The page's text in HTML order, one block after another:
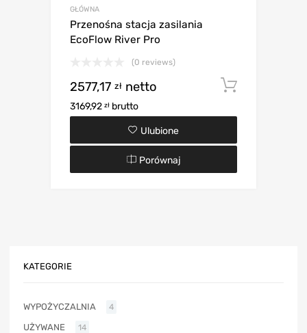
GŁÓWNA
Przenośna stacja zasilania
EcoFlow River Pro
(0 reviews)
2577,17 zł netto
3169,92 zł brutto
Ulubione
Porównaj
KATEGORIE
WYPOŻYCZALNIA 4
UŻYWANE 14